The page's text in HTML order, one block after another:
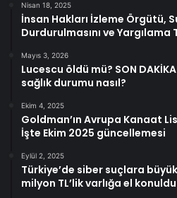
Nisan 18, 2025
İnsan Hakları İzleme Örgütü,
Durdurulmasını ve Yargılama
Mayıs 3, 2026
Lucescu öldü mü? SON
sağlık durumu nasıl?
Ekim 4, 2025
Goldman’ın Avrupa Kanaat
İşte Ekim 2025 güncellemesi
Eylül 2, 2025
Türkiye’de siber suçlara
milyon TL’lik varlığa el konuldu